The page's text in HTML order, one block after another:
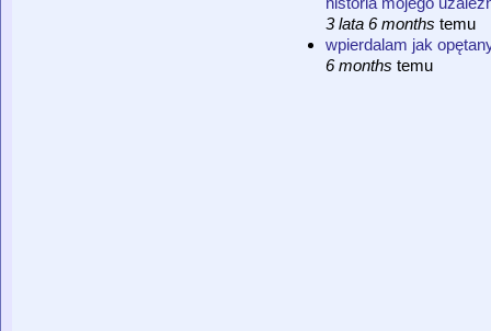
3 lata 6 months temu
wpierdalam jak
6 months temu